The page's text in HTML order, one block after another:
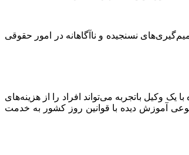
نسنجیده و ناآگاهانه در امور حقوقی
وکیل باتجربه می‌تواند افراد را از هزینه‌های
آموزش دیده با قوانین روز کشور به خدمت